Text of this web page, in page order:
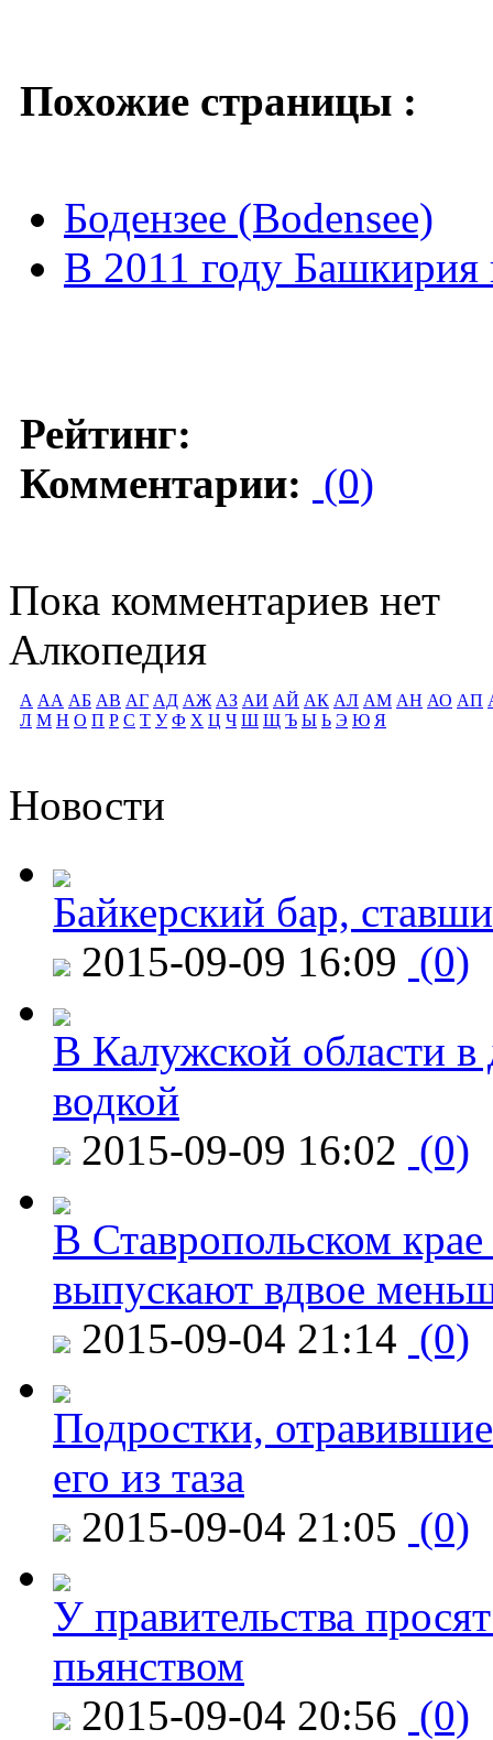
Похожие страницы :
Бодензее (Bodensee)
В 2011 году Башкирия
Рейтинг:
Комментарии: (0)
Пока комментариев нет
Алкопедия
А АА АБ АВ АГ АД АЖ АЗ АИ АЙ АК АЛ АМ АН АО АП
Л М Н О П Р С Т У Ф Х Ц Ч Ш Щ Ъ Ы Ь Э Ю Я
Новости
Байкерский бар,
2015-09-09 16:09 (0)
В Калужской области в
водкой
2015-09-09 16:02 (0)
В Ставропольском
выпускают вдвое
2015-09-04 21:14 (0)
Подростки,
его из таза
2015-09-04 21:05 (0)
У правительства
пьянством
2015-09-04 20:56 (0)